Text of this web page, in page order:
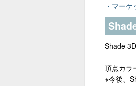
・マー
Shade
頂点カラ
※今後、